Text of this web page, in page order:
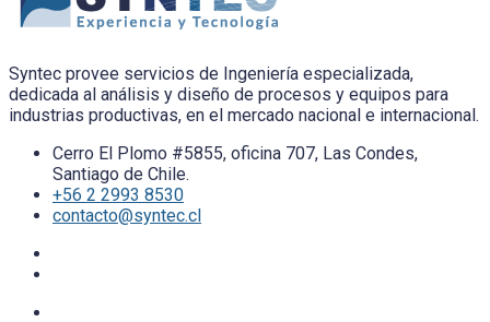
Syntec provee servicios de Ingeniería especializada,
dedicada al análisis y diseño de procesos y equipos para
industrias productivas, en el mercado nacional e internacional.
Cerro El Plomo #5855, oficina 707, Las Condes,
Santiago de Chile.
+56 2 2993 8530
contacto@syntec.cl